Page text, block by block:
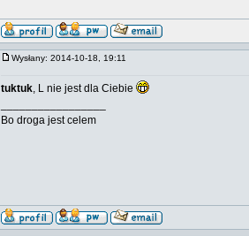
Wysłany: 2014-10-18, 19:11
tuktuk, L nie jest dla Ciebie
Bo droga jest celem